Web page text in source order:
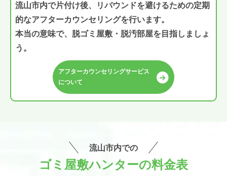
流山市内で片付け後、リバウンドを避けるための定期
的なアフターカウンセリングを行います。
本当の意味で、脱ゴミ屋敷・脱汚部屋を目指しましょ
う。
アフターカウンセリングサービス
について
流山市内での
ゴミ屋敷ハンターの料金表